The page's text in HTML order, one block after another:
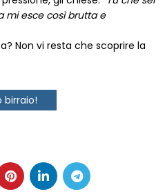
mi esce così brutta e
Non vi resta che scoprire la
birraio!